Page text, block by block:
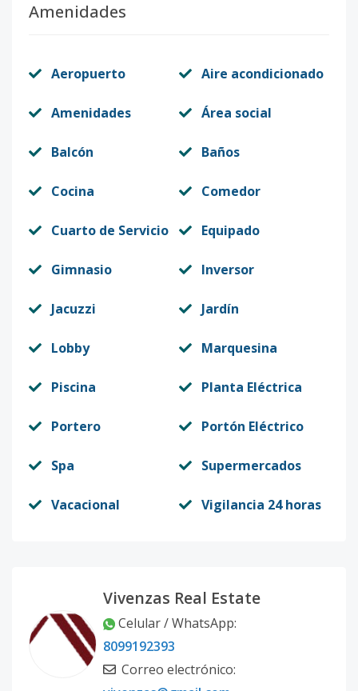
Amenidades
Aeropuerto Aire acondicionado
Amenidades Área social
Balcón Baños
Cocina Comedor
Cuarto de Servicio Equipado
Gimnasio Inversor
Jacuzzi Jardín
Lobby Marquesina
Piscina Planta Eléctrica
Portero Portón Eléctrico
Spa Supermercados
Vacacional Vigilancia 24 horas
Vivenzas Real Estate
Celular / WhatsApp:
8099192393
Correo electrónico: